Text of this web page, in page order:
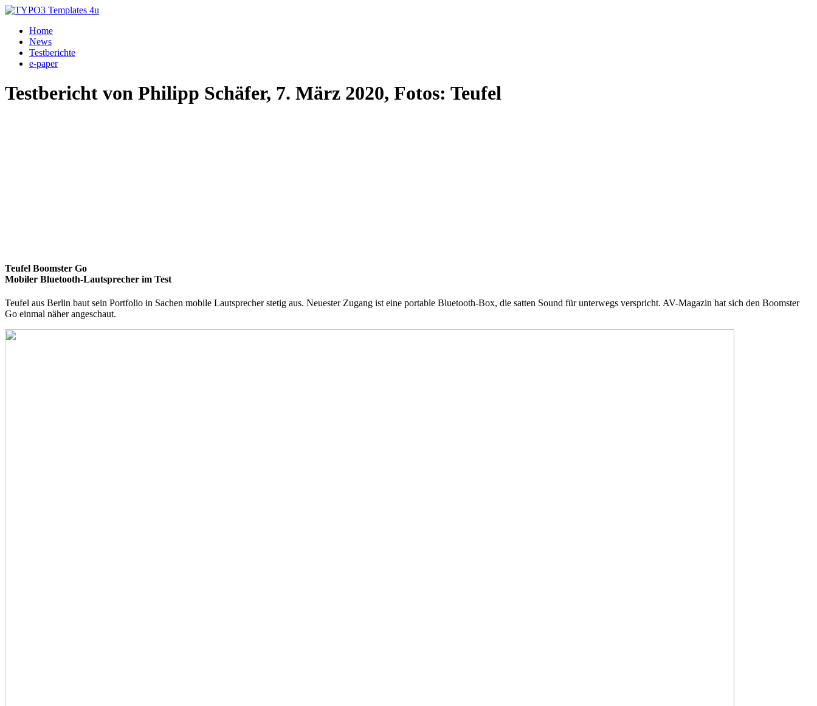
Home
News
Testberichte
e-paper
Testbericht von Philipp Schäfer, 7. März 2020, Fotos: Teufel
Teufel Boomster Go
Mobiler Bluetooth-Lautsprecher im Test
Teufel aus Berlin baut sein Portfolio in Sachen mobile Lautsprecher stetig aus. Neuester Zugang ist eine portable Bluetooth-Box, die satten Sound für unterwegs verspricht. AV-Magazin hat sich den Boomster
Go einmal näher angeschaut.